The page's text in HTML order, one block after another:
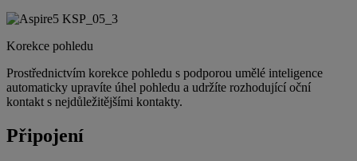
Korekce pohledu
Prostřednictvím korekce pohledu s podporou umělé inteligence
automaticky upravíte úhel pohledu a udržíte rozhodující oční
kontakt s nejdůležitějšími kontakty.
Připojení